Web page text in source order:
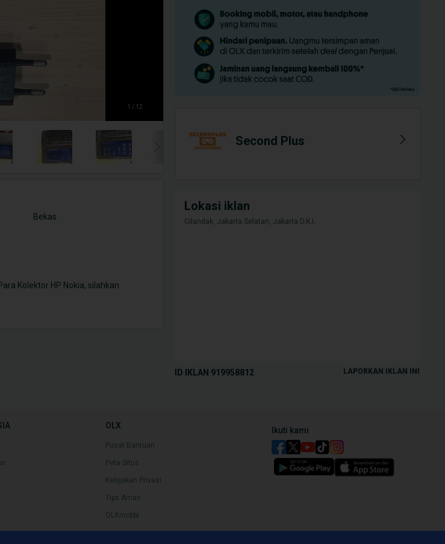
1 / 12
Bekas
Kolektor HP Nokia, silahkan
Second Plus
Lokasi iklan
Cilandak, Jakarta Selatan, Jakarta D.K.I.
ID IKLAN 919958812 LAPORKAN IKLAN INI
OLX
Pusat Bantuan
Peta Situs
Kebijakan Privasi
Tips Aman
OLXmobbi
Ikuti kami